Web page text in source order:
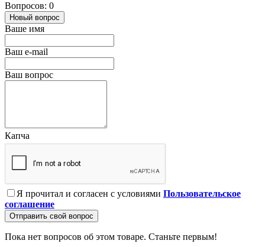
Вопросов: 0
Новый вопрос
Ваше имя
Ваш e-mail
Ваш вопрос
Капча
Я прочитал и согласен с условиями Пользовательское
соглашение
Отправить свой вопрос
Пока нет вопросов об этом товаре. Станьте первым!